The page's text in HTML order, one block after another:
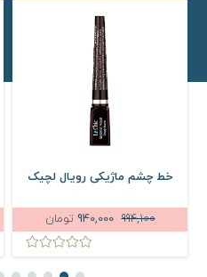
خط چشم ماژیکی رویال لچیک
994,100
940,000 تومان